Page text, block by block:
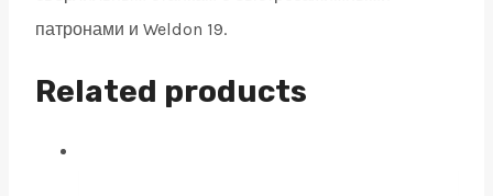
патронами и Weldon 19.
Related products